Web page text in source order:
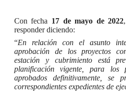
Con fecha 17 de mayo de 2022
responder diciendo:
“En relación con el asunto
aprobación de los proyectos
estación y cubrimiento está
planificación vigente, para los
aprobados definitivamente,
correspondientes expedientes de